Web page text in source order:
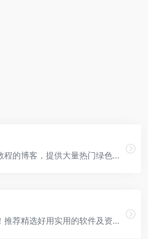
分享软件及记录日常电脑经验教程的博客，提供大量热门绿色软件、汉化软件、免费软件、原创软件下载，是业内一流的资源分享博客。
给您提供精彩感受的软件博客！推荐精选好用实用的软件及资源，且有详细的图文评测介绍。大量绿色、好用软件及资源下载。